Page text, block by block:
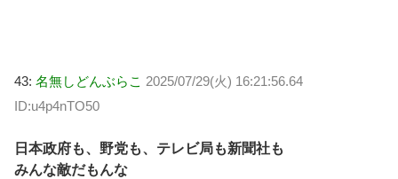
43: 名無しどんぶらこ 2025/07/29(火) 16:21:56.64
ID:u4p4nTO50
日本政府も、野党も、テレビ局も新聞社も
みんな敵だもんな